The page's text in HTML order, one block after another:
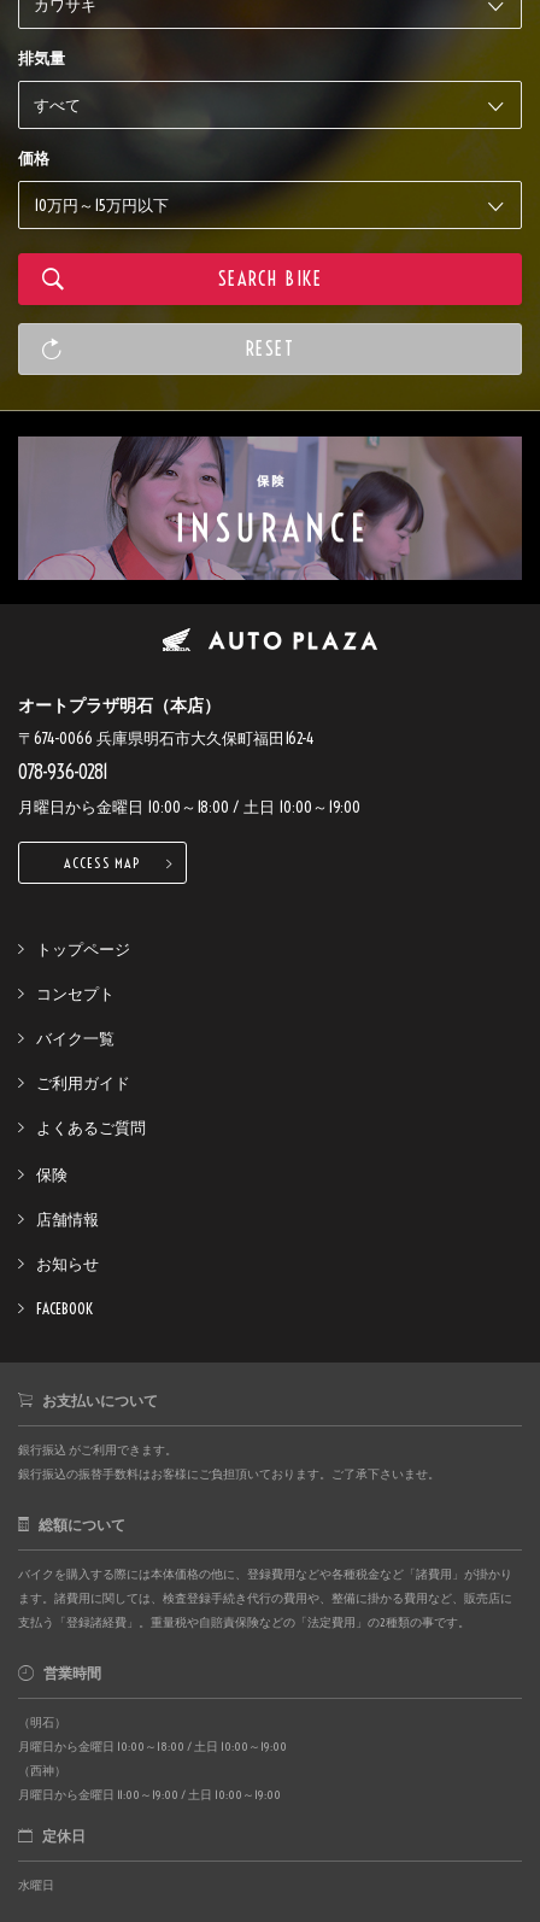
排気量
価格
オートプラザ明石（本店）
〒674-0066 兵庫県明石市大久保町福田162-4
078-936-0281
月曜日から金曜日 10:00～18:00 / 土日 10:00～19:00
ACCESS MAP
トップページ
コンセプト
バイク一覧
ご利用ガイド
よくあるご質問
保険
店舗情報
お知らせ
FACEBOOK
お支払いについて
銀行振込 がご利用できます。
銀行振込の振替手数料はお客様にご負担頂いております。ご了承下さいませ。
総額について
バイクを購入する際には本体価格の他に、登録費用などや各種税金など「諸費用」が掛かり
ます。諸費用に関しては、検査登録手続き代行の費用や、整備に掛かる費用など、販売店に
支払う「登録諸経費」。重量税や自賠責保険などの「法定費用」の2種類の事です。
営業時間
（明石）
月曜日から金曜日 10:00～18:00 / 土日 10:00～19:00
（西神）
月曜日から金曜日 11:00～19:00 / 土日 10:00～19:00
定休日
水曜日